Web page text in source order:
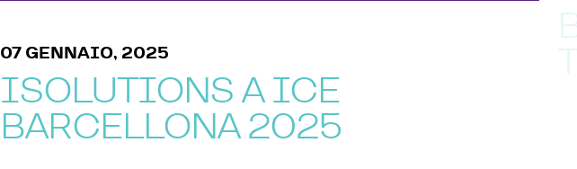
07 GENNAIO, 2025
ISOLUTIONS A ICE
BARCELLONA 2025